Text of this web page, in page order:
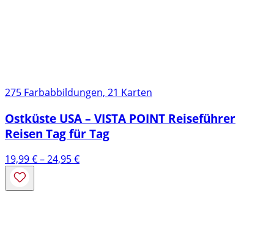
275 Farbabbildungen, 21 Karten
Ostküste USA – VISTA POINT Reiseführer
Reisen Tag für Tag
19,99€–24,95€Preisspanne: